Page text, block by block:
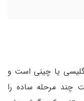
یا چینی است و
چند مرحله ساده را